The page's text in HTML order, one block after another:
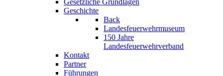
Gesetzliche Grundlagen
Geschichte
Back
Landesfeuerwehrmuseum
150 Jahre
Landesfeuerwehrverband
Kontakt
Partner
Führungen